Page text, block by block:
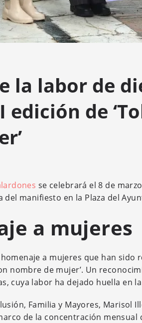
la labor de
de
se celebrará el 8 de
manifiesto en la Plaza del
a mujeres
a mujeres que han
nombre de mujer’. Un
cuya labor ha dejado huella en
Familia y Mayores, Marisol
de la concentración mensual